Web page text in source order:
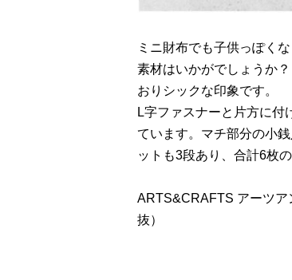
ミニ財布でも子供っぽく
素材はいかがでしょうか
おりシックな印象です。
L字ファスナーと片方に付
ています。マチ部分の小
ットも3段あり、合計6枚
ARTS&CRAFTS アーツ
抜）